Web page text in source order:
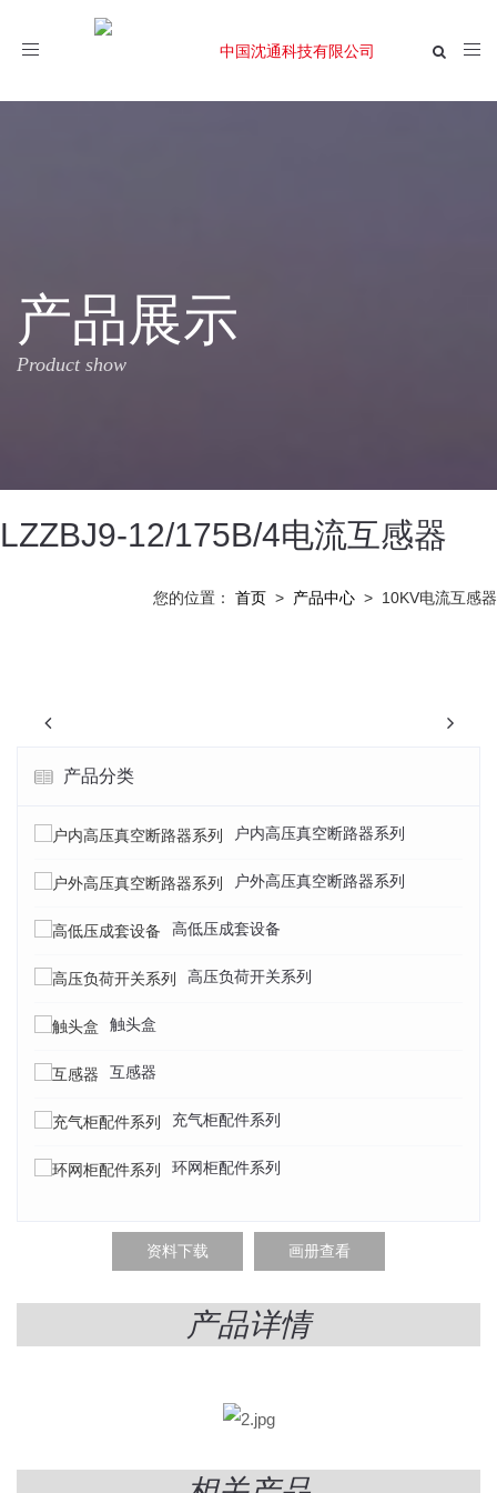
Toggle
产品展示
Product show
LZZBJ9-12/175B/4电流互感器
您的位置： 首页 > 产品中心 > 10KV电流互感器
产品分类
户内高压真空断路器系列
户外高压真空断路器系列
高低压成套设备
高压负荷开关系列
触头盒
互感器
充气柜配件系列
环网柜配件系列
资料下载 画册查看
产品详情